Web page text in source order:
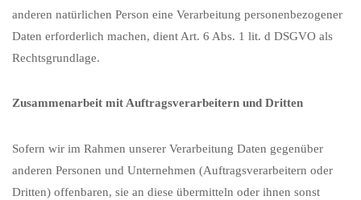
anderen natürlichen Person eine Verarbeitung personenbezogener
Daten erforderlich machen, dient Art. 6 Abs. 1 lit. d DSGVO als
Rechtsgrundlage.
Zusammenarbeit mit Auftragsverarbeitern und Dritten
Sofern wir im Rahmen unserer Verarbeitung Daten gegenüber
anderen Personen und Unternehmen (Auftragsverarbeitern oder
Dritten) offenbaren, sie an diese übermitteln oder ihnen sonst